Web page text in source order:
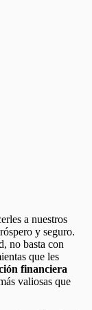
a nuestros
y seguro.
no basta con
que les
financiera
valiosas que